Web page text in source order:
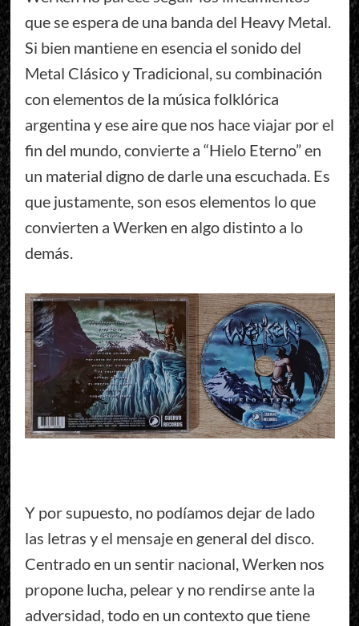
que se espera de una banda del Heavy Metal.
Si bien mantiene en esencia el sonido del
Metal Clásico y Tradicional, su combinación
con elementos de la música folklórica
argentina y ese aire que nos hace viajar por el
fin del mundo, convierte a “Hielo Eterno” en
un material digno de darle una escuchada. Es
que justamente, son esos elementos lo que
convierten a Werken en algo distinto a lo
demás.
Y por supuesto, no podíamos dejar de lado
las letras y el mensaje en general del disco.
Centrado en un sentir nacional, Werken nos
propone lucha, pelear y no rendirse ante la
adversidad, todo en un contexto que tiene